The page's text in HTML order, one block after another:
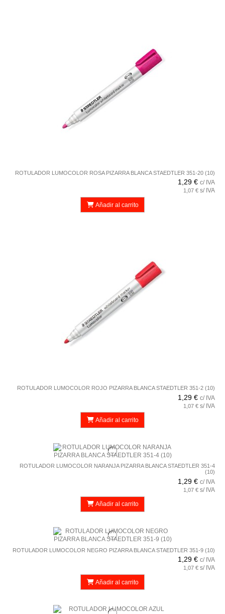
ROTULADOR LUMOCOLOR ROSA PIZARRA BLANCA STAEDTLER 351-20 (10)
1,29 € c/ IVA
1,07 € s/ IVA
Añadir al carrito
ROTULADOR LUMOCOLOR ROJO PIZARRA BLANCA STAEDTLER 351-2 (10)
1,29 € c/ IVA
1,07 € s/ IVA
Añadir al carrito
ROTULADOR LUMOCOLOR NARANJA PIZARRA BLANCA STAEDTLER 351-4
(10)
1,29 € c/ IVA
1,07 € s/ IVA
Añadir al carrito
ROTULADOR LUMOCOLOR NEGRO PIZARRA BLANCA STAEDTLER 351-9 (10)
1,29 € c/ IVA
1,07 € s/ IVA
Añadir al carrito